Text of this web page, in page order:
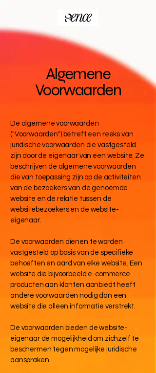
Algemene
Voorwaarden
De algemene voorwaarden
("Voorwaarden") betreft een reeks van
juridische voorwaarden die vastgesteld
zijn door de eigenaar van een website. Ze
beschrijven de algemene voorwaarden
die van toepassing zijn op de activiteiten
van de bezoekers van de genoemde
website en de relatie tussen de
websitebezoekers en de website-
eigenaar.
De voorwaarden dienen te worden
vastgesteld op basis van de specifieke
behoeften en aard van elke website. Een
website die bijvoorbeeld e-commerce
producten aan klanten aanbiedt heeft
andere voorwaarden nodig dan een
website die alleen informatie verstrekt.
De voorwaarden bieden de website-
eigenaar de mogelijkheid om zichzelf te
beschermen tegen mogelijke juridische
aanspraken